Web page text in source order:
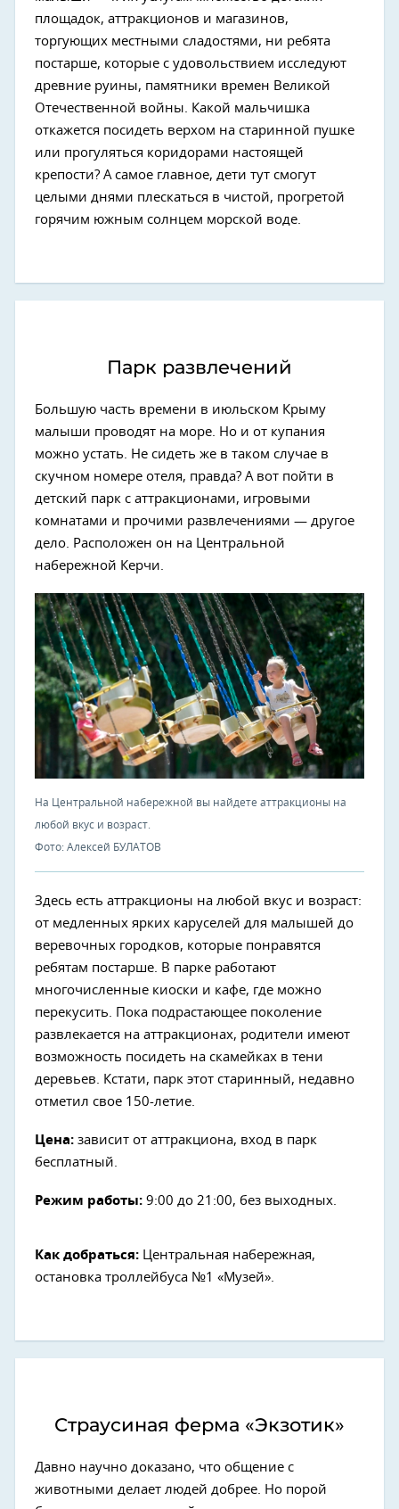
площадок, аттракционов и магазинов,
торгующих местными сладостями, ни ребята
постарше, которые с удовольствием исследуют
древние руины, памятники времен Великой
Отечественной войны. Какой мальчишка
откажется посидеть верхом на старинной пушке
или прогуляться коридорами настоящей
крепости? А самое главное, дети тут смогут
целыми днями плескаться в чистой, прогретой
горячим южным солнцем морской воде.
Парк развлечений
Большую часть времени в июльском Крыму
малыши проводят на море. Но и от купания
можно устать. Не сидеть же в таком случае в
скучном номере отеля, правда? А вот пойти в
детский парк с аттракционами, игровыми
комнатами и прочими развлечениями — другое
дело. Расположен он на Центральной
набережной Керчи.
На Центральной набережной вы найдете аттракционы на
любой вкус и возраст.
Фото: Алексей БУЛАТОВ
Здесь есть аттракционы на любой вкус и возраст:
от медленных ярких каруселей для малышей до
веревочных городков, которые понравятся
ребятам постарше. В парке работают
многочисленные киоски и кафе, где можно
перекусить. Пока подрастающее поколение
развлекается на аттракционах, родители имеют
возможность посидеть на скамейках в тени
деревьев. Кстати, парк этот старинный, недавно
отметил свое 150-летие.
Цена: зависит от аттракциона, вход в парк
бесплатный.
Режим работы: 9:00 до 21:00, без выходных.
Как добраться: Центральная набережная,
остановка троллейбуса №1 «Музей».
Страусиная ферма «Экзотик»
Давно научно доказано, что общение с
животными делает людей добрее. Но порой